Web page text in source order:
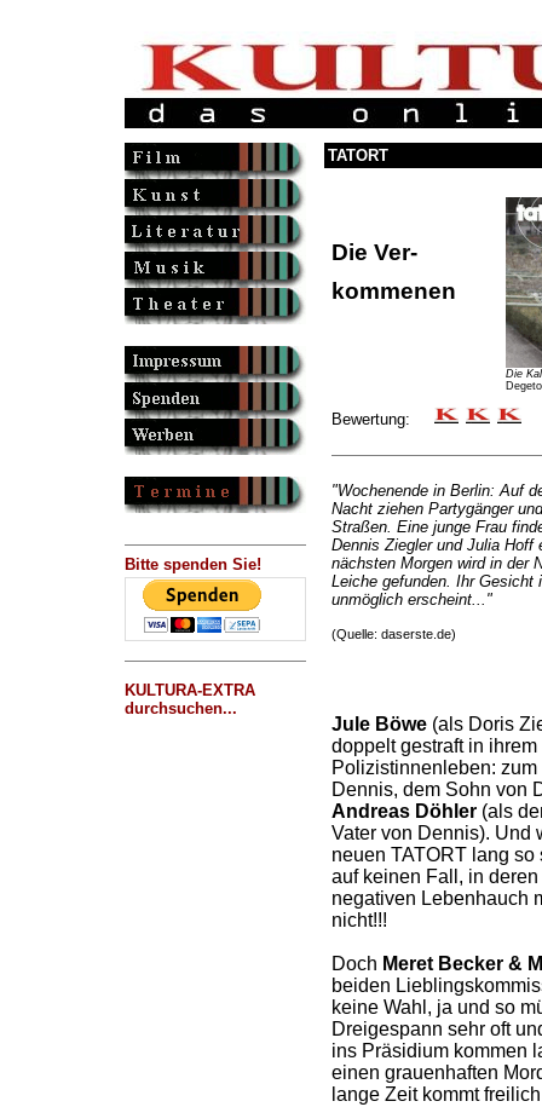
Bitte spenden Sie!
KULTURA-EXTRA
durchsuchen...
TATORT
Die Ver-
kommenen
Die
Bewertung:
"Wochenende in Berlin: Auf
Nacht ziehen Partygänger
Straßen. Eine junge Frau
Dennis Ziegler und Julia Hoff
nächsten Morgen wird in der
Leiche gefunden. Ihr
unmöglich erscheint..."
(Quelle: daserste.de)
Jule Böwe(als Doris
doppelt gestraft in
Polizistinnenleben:
Dennis, dem Sohn von
Andreas Döhler(als
Vater von Dennis). Und
neuen TATORT lang
auf keinen Fall, in
negativen Lebenhauch
nicht!!!
Doch Meret Becker &
beiden
keine Wahl, ja und so
Dreigespann sehr oft
ins Präsidium kommen
einen grauenhaften
lange Zeit kommt